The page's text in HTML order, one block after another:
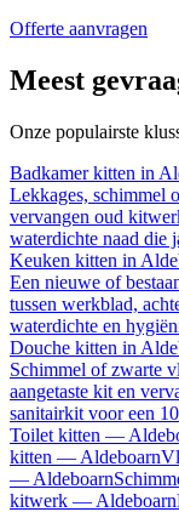
Offerte aanvragen
Meest
Onze populairste
Badkamer kitten in
Lekkages, schimmel
vervangen oud
waterdichte naad die
Keuken kitten in
Een nieuwe of
tussen werkblad,
waterdichte en
Douche kitten in
Schimmel of zwarte
aangetaste kit en
sanitairkit voor een
Toilet kitten —
kitten — Aldeboarn
— Aldeboarn
kitwerk — Aldeboarn